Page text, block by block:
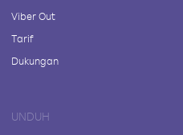
Viber Out
Tarif
Dukungan
UNDUH